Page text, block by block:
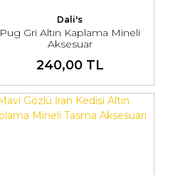
Dali's
Pug Gri Altın Kaplama Mineli
Aksesuar
240,00 TL